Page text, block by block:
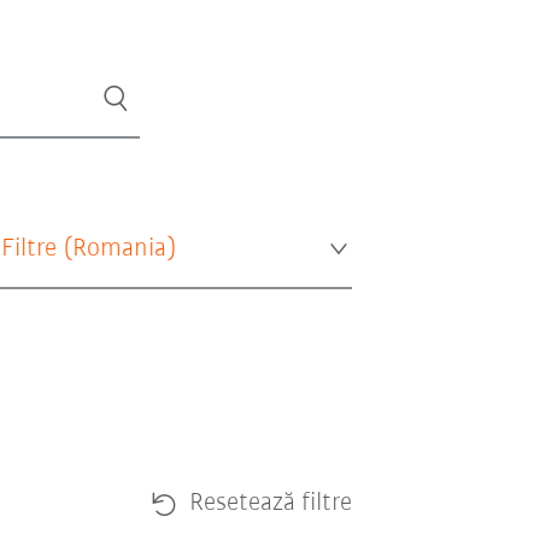
( Romania )
Resetează filtre